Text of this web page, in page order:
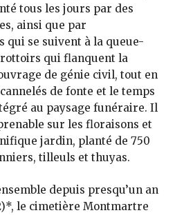
tous les jours par des
ainsi que par
qui se suivent à la queue-
qui flanquent la
de génie civil, tout en
de fonte et le temps
au paysage funéraire. Il
sur les floraisons et
jardin, planté de 750
tilleuls et thuyas.
depuis presqu’un an
le cimetière Montmartre